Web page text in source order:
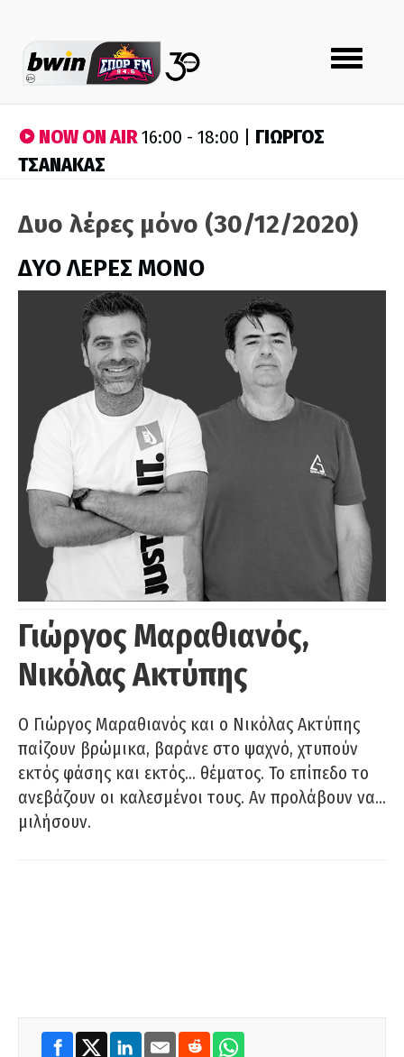
Toggle
navigation
NOW ON AIR16:00 - 18:00 | ΓΙΩΡΓΟΣ
ΤΣΑΝΑΚΑΣ
Δυο λέρες μόνο (30/12/2020)
ΔΥΟ ΛΕΡΕΣ ΜΟΝΟ
Γιώργος Μαραθιανός,
Νικόλας Ακτύπης
Ο Γιώργος Μαραθιανός και ο Νικόλας Ακτύπης
παίζουν βρώμικα, βαράνε στο ψαχνό, χτυπούν
εκτός φάσης και εκτός… θέματος. Το επίπεδο το
ανεβάζουν οι καλεσμένοι τους. Αν προλάβουν να…
μιλήσουν.